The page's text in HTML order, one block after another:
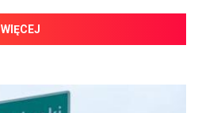
WIĘCEJ